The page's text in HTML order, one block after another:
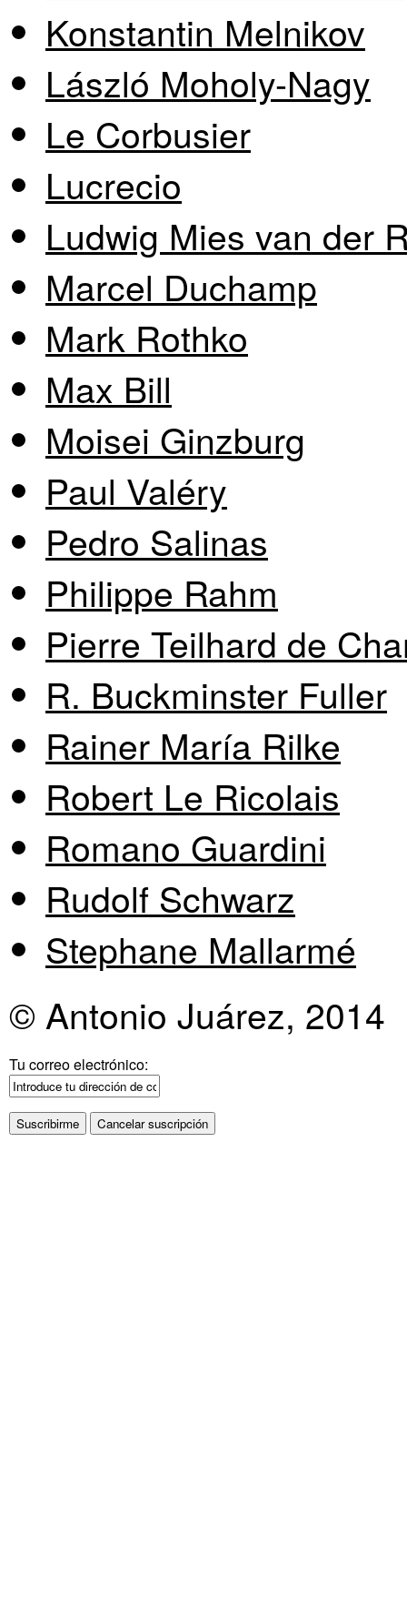
Konstantin Melnikov
László Moholy-Nagy
Le Corbusier
Lucrecio
Ludwig Mies van der
Marcel Duchamp
Mark Rothko
Max Bill
Moisei Ginzburg
Paul Valéry
Pedro Salinas
Philippe Rahm
Pierre Teilhard de
R. Buckminster Fuller
Rainer María Rilke
Robert Le Ricolais
Romano Guardini
Rudolf Schwarz
Stephane Mallarmé
© Antonio Juárez,
Tu correo electrónico: